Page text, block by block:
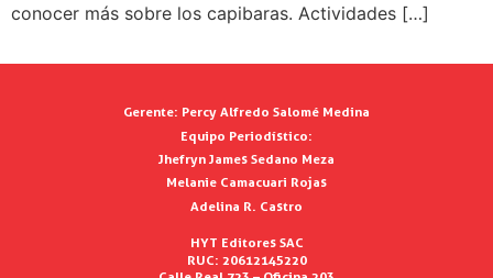
conocer más sobre los capibaras. Actividades […]
Gerente: Percy Alfredo Salomé Medina
Equipo Periodístico:
Jhefryn James Sedano Meza
Melanie Camacuari Rojas
Adelina R. Castro
HYT Editores SAC
RUC: 20612145220